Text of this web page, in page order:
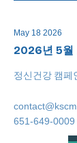
May 18 2026
2026년 5월
정신건강 캠페
651-649-0009